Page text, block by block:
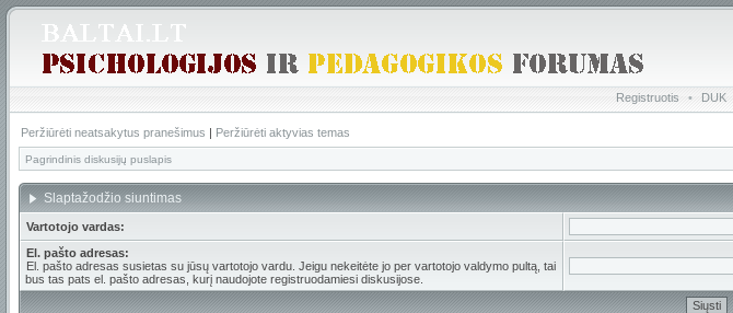
Registruotis • DUK
Peržiūrėti neatsakytus pranešimus | Peržiūrėti aktyvias temas
Pagrindinis diskusijų puslapis
Slaptažodžio siuntimas
Vartotojo vardas:
El. pašto adresas:
El. pašto adresas susietas su jūsų vartotojo vardu. Jeigu nekeitėte jo per vartotojo valdymo pultą, tai
bus tas pats el. pašto adresas, kurį naudojote registruodamiesi diskusijose.